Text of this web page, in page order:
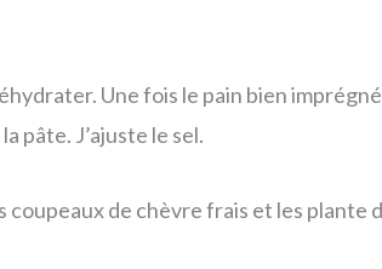
Une fois le pain bien
pâte. J’ajuste le sel.
de chèvre frais et les plante